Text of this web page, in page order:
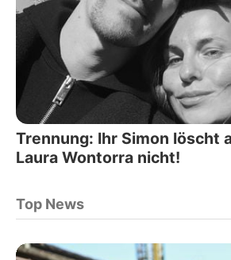
Trennung: Ihr Simon löscht
Laura Wontorra nicht!
Top News